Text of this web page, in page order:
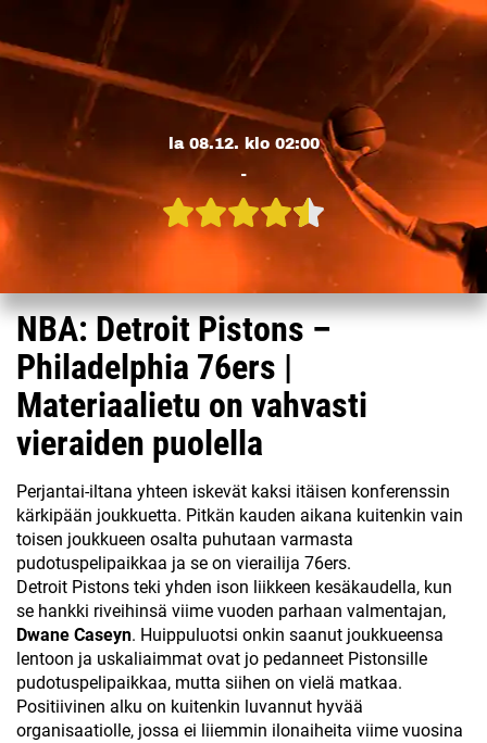
la 08.12. klo 02:00
-
NBA: Detroit Pistons –
Philadelphia 76ers |
Materiaalietu on vahvasti
vieraiden puolella
Perjantai-iltana yhteen iskevät kaksi itäisen konferenssin
kärkipään joukkuetta. Pitkän kauden aikana kuitenkin vain
toisen joukkueen osalta puhutaan varmasta
pudotuspelipaikkaa ja se on vierailija 76ers.
Detroit Pistons teki yhden ison liikkeen kesäkaudella, kun
se hankki riveihinsä viime vuoden parhaan valmentajan,
Dwane Caseyn. Huippuluotsi onkin saanut joukkueensa
lentoon ja uskaliaimmat ovat jo pedanneet Pistonsille
pudotuspelipaikkaa, mutta siihen on vielä matkaa.
Positiivinen alku on kuitenkin luvannut hyvää
organisaatiolle, jossa ei liiemmin ilonaiheita viime vuosina